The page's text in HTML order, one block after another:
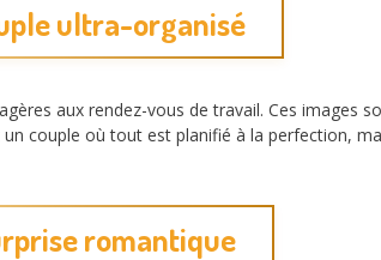
ultra-organisé
aux rendez-vous de travail. Ces images
un couple où tout est planifié à la perfection,
romantique